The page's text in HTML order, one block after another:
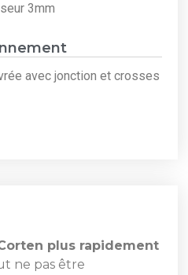
3mm
avec jonction et crosses
plus rapidement
ne pas être